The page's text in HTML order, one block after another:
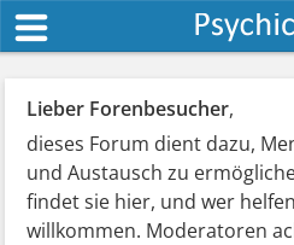
Lieber Forenbesucher,
dieses Forum dient dazu,
und Austausch zu
findet sie hier, und wer
willkommen. Moderatoren